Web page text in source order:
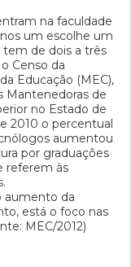
na faculdade
um escolhe um
tem de dois a três
Censo da
Educação (MEC),
Mantenedoras de
no Estado de
2010 o percentual
aumentou
por graduações
referem às
aumento da
está o foco nas
MEC/2012)